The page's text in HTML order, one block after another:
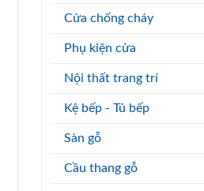
Cửa chống cháy
Phụ kiện cửa
Nội thất trang trí
Kệ bếp - Tủ bếp
Sàn gỗ
Cầu thang gỗ